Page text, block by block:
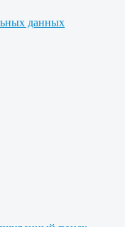
данных